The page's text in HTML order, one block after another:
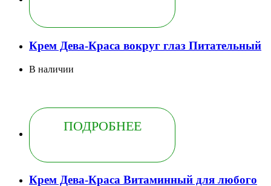
Крем Дева-Краса вокруг глаз Питательный
В наличии
ПОДРОБНЕЕ
Крем Дева-Краса Витаминный для любого